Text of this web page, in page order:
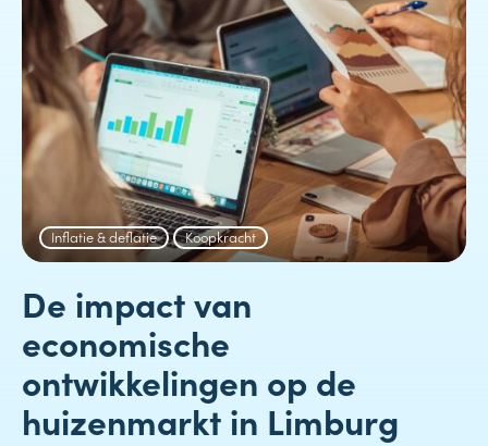
De impact van
economische
ontwikkelingen op de
huizenmarkt in Limburg
Inflatie & deflatie Koopkracht